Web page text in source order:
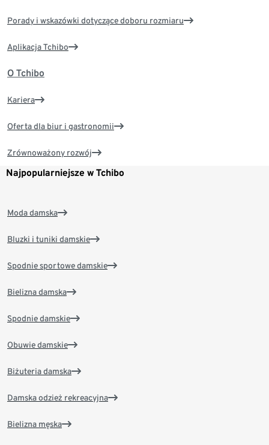
Porady i wskazówki dotyczące doboru rozmiaru
Aplikacja Tchibo
O Tchibo
Kariera
Oferta dla biur i gastronomii
Zrównoważony rozwój
Najpopularniejsze w Tchibo
Moda damska
Bluzki i tuniki damskie
Spodnie sportowe damskie
Bielizna damska
Spodnie damskie
Obuwie damskie
Biżuteria damska
Damska odzież rekreacyjna
Bielizna męska